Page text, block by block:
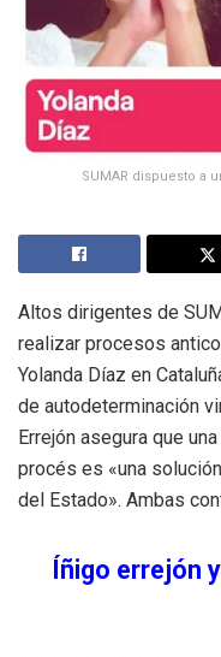
SUMAR dispuesto a
Altos dirigentes de
realizar procesos
Yolanda Díaz en
de autodeterminación
Errejón asegura que
procés es «una
del Estado». Ambas
Íñigo errejón